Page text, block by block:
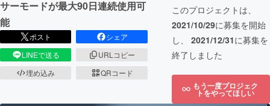
サーモードが最大90日連続使用可
能
ポスト
シェア
LINEで送る
URLコピー
埋め込み
QRコード
このプロジェクトは、
2021/10/29に募集を開始
し、 2021/12/31に募集を
終了しました
もう一度プロジェク
トをやってほしい